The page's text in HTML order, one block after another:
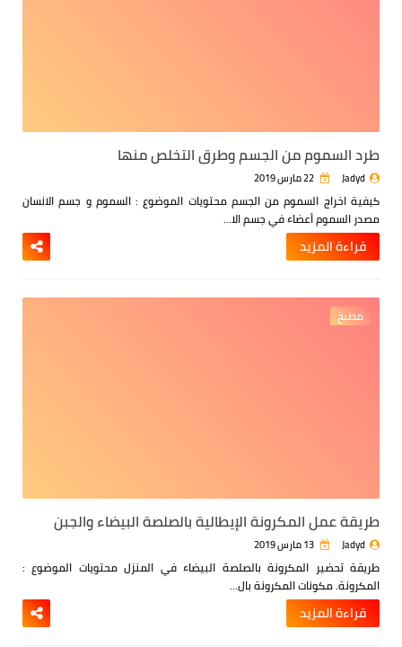
طرد السموم من الجسم وطرق التخلص منها
Jadyd
كيفية اخراج السموم من الجسممحتويات الموضوع :السموم و جسم الانسان
مصدر السمومأعضاء في جسم الا…
قراءة المزيد
مطبخ
طريقة عمل المكرونة الإيطالية بالصلصة البيضاء والجبن
Jadyd
طريقة تحضير المكرونة بالصلصة البيضاء في المنزل محتويات الموضوع :
المكرونة.مكونات المكرونة بال…
قراءة المزيد